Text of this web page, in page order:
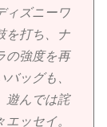
ィズニーワ
を打ち、ナ
の強度を再
ッグも、
遊んでは詫
ッセイ。